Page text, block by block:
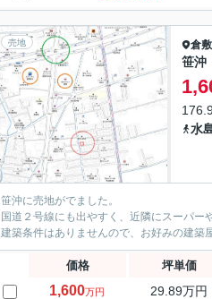
売地 倉
笹
水
笹沖に売地がでました。
国道２号線にも出やすく、近隣にスーパー
建築条件はありませんので、お好みの建築
価格 坪単価
1,600万円 29.89万円